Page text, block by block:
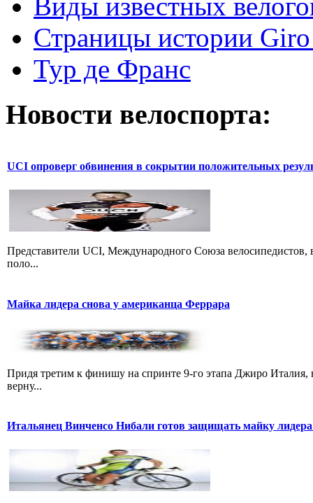
Страницы истории
Тур де Франс
Новости велоспорта:
UCI опроверг обвинения в сокрытии положительных
Представители UCI, Международного Союза
поло...
Майка лидера снова у американца Феррара
Придя третим к финишу на спринте 9-го этапа Джиро
верну...
Итальянец Винченсо Нибали готов защищать майку